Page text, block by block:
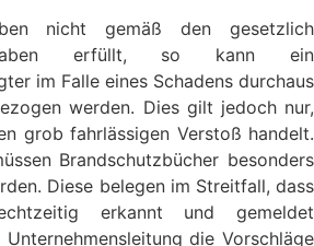
nicht gemäß den gesetzlich
erfüllt, so kann ein
im Falle eines Schadens durchaus
werden. Dies gilt jedoch nur,
grob fahrlässigen Verstoß handelt.
Brandschutzbücher besonders
Diese belegen im Streitfall, dass
erkannt und gemeldet
die Vorschläge